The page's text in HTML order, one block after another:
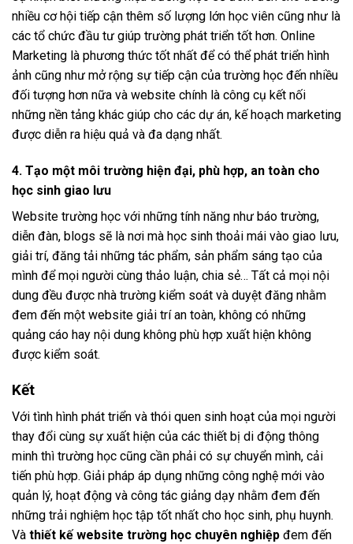
nhiều cơ hội tiếp cận thêm số lượng lớn học viên cũng như là
các tổ chức đầu tư giúp trường phát triển tốt hơn. Online
Marketing là phương thức tốt nhất để có thể phát triển hình
ảnh cũng như mở rộng sự tiếp cận của trường học đến nhiều
đối tượng hơn nữa và website chính là công cụ kết nối
những nền tảng khác giúp cho các dự án, kế hoạch marketing
được diễn ra hiệu quả và đa dạng nhất.
4. Tạo một môi trường hiện đại, phù hợp, an toàn cho
học sinh giao lưu
Website trường học với những tính năng như báo trường,
diễn đàn, blogs sẽ là nơi mà học sinh thoải mái vào giao lưu,
giải trí, đăng tải những tác phẩm, sản phẩm sáng tạo của
mình để mọi người cùng thảo luận, chia sẻ… Tất cả mọi nội
dung đều được nhà trường kiểm soát và duyệt đăng nhằm
đem đến một website giải trí an toàn, không có những
quảng cáo hay nội dung không phù hợp xuất hiện không
được kiểm soát.
Kết
Với tình hình phát triển và thói quen sinh hoạt của mọi người
thay đổi cùng sự xuất hiện của các thiết bị di động thông
minh thì trường học cũng cần phải có sự chuyển mình, cải
tiến phù hợp. Giải pháp áp dụng những công nghệ mới vào
quản lý, hoạt động và công tác giảng dạy nhằm đem đến
những trải nghiệm học tập tốt nhất cho học sinh, phụ huynh.
Và thiết kế website trường học chuyên nghiệp đem đến